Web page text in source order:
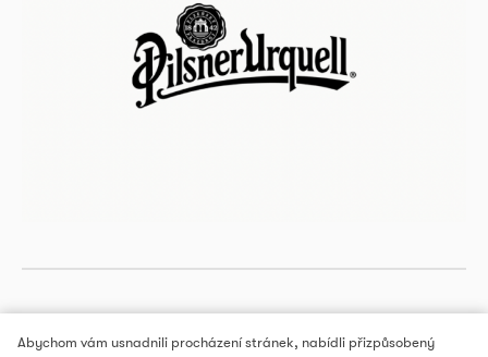
Abychom vám usnadnili procházení stránek, nabídli přizpůsobený